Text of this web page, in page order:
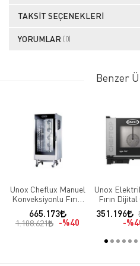
TAKSIT SEÇENEKLERI
YORUMLAR (0)
Benzer
Unox Cheflux Manuel
Konveksiyonlu Fırın,
20 GN 1/1 Kapasiteli,
Elektrikli
665.173
1.108.621 %40
Unox
Fırın Dijital
Plus 5
351.196